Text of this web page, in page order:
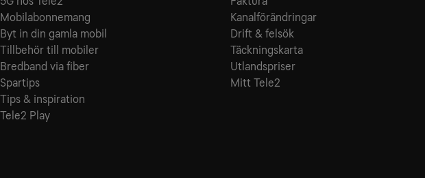
Mobilabonnemang
Byt in din gamla mobil
Tillbehör till mobiler
Bredband via fiber
Spartips
Tips & inspiration
Tele2 Play
Kanalförändringar
Drift & felsök
Täckningskarta
Utlandspriser
Mitt Tele2